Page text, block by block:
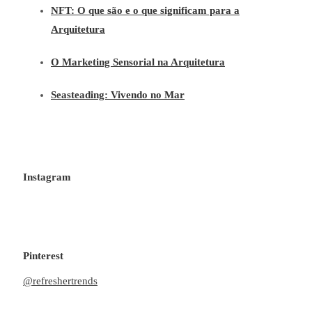
NFT: O que são e o que significam para a
Arquitetura
O Marketing Sensorial na Arquitetura
Seasteading: Vivendo no Mar
Instagram
Pinterest
@refreshertrends